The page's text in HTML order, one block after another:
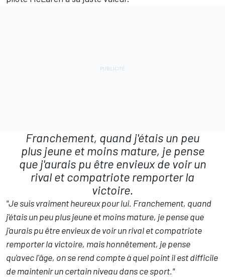
Franchement, quand j'étais un peu
plus jeune et moins mature, je pense
que j'aurais pu être envieux de voir un
rival et compatriote remporter la
victoire.
"Je suis vraiment heureux pour lui. Franchement, quand
j'étais un peu plus jeune et moins mature, je pense que
j'aurais pu être envieux de voir un rival et compatriote
remporter la victoire, mais honnêtement, je pense
qu'avec l'âge, on se rend compte à quel point il est difficile
de maintenir un certain niveau dans ce sport."